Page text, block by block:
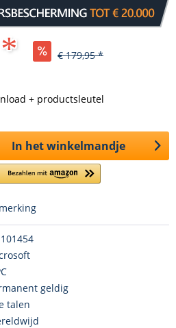
€ 179,95 *
+ productsleutel
In het winkelmandje
geldig
talen